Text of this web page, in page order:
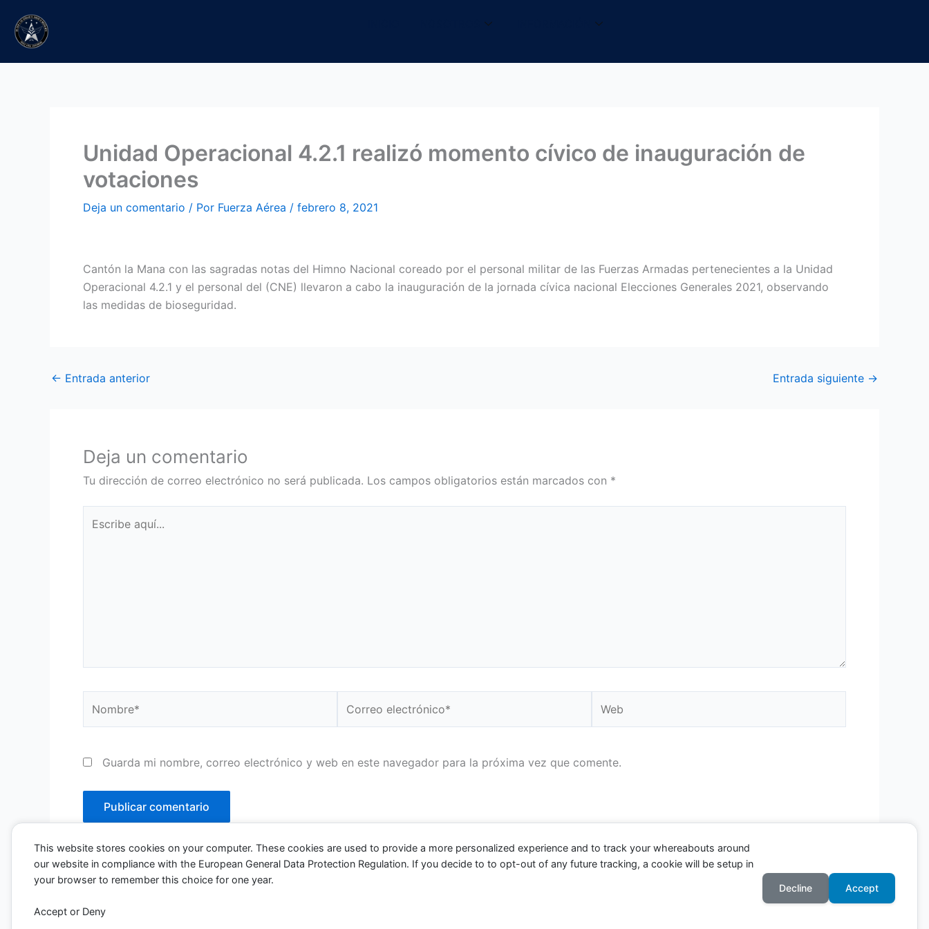
contenido
Unidad Operacional 4.2.1 realizó momento cívico de inauguración de
votaciones
Deja un comentario / Por Fuerza Aérea / febrero 8, 2021
Cantón la Mana con las sagradas notas del Himno Nacional coreado por el personal militar de las Fuerzas Armadas pertenecientes a la Unidad
Operacional 4.2.1 y el personal del (CNE) llevaron a cabo la inauguración de la jornada cívica nacional Elecciones Generales 2021, observando
las medidas de bioseguridad.
← Entrada anterior Entrada siguiente →
Deja un comentario
Tu dirección de correo electrónico no será publicada. Los campos obligatorios están marcados con *
aquí...
electrónico*
Guarda mi nombre, correo electrónico y web en este navegador para la próxima vez que comente.
This website stores cookies on your computer. These cookies are used to provide a more personalized experience and to track your whereabouts around
our website in compliance with the European General Data Protection Regulation. If you decide to to opt-out of any future tracking, a cookie will be setup in
your browser to remember this choice for one year.
Accept or Deny
Decline Accept